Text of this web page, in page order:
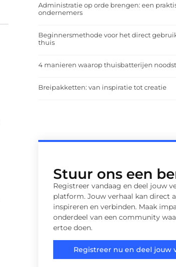
Administratie op orde brengen: een
ondernemers
Beginnersmethode voor het direct
thuis
4 manieren waarop thuisbatterijen
Breipakketten: van inspiratie tot creatie
Stuur ons een
Registreer vandaag en deel jouw
platform. Jouw verhaal kan direct
inspireren en verbinden. Maak
onderdeel van een community
ertoe doen.
Registreer nu en deel jouw